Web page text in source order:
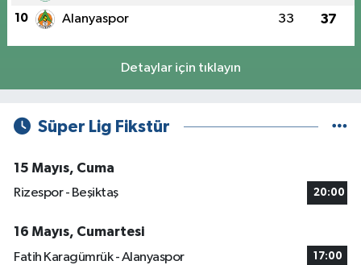
10 Alanyaspor 33 37
Detaylar için tıklayın
Süper Lig Fikstür
15 Mayıs, Cuma
Rizespor - Beşiktaş
20:00
16 Mayıs, Cumartesi
Fatih Karagümrük - Alanyaspor
17:00